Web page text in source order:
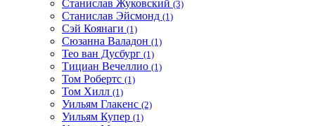
Станислав Жуковский (3)
Станислав Эйсмонд (1)
Сэй Коянаги (1)
Сюзанна Валадон (1)
Тео ван Дусбург (1)
Тициан Вечеллио (1)
Том Робертс (1)
Том Хилл (1)
Уильям Глакенс (2)
Уильям Купер (1)